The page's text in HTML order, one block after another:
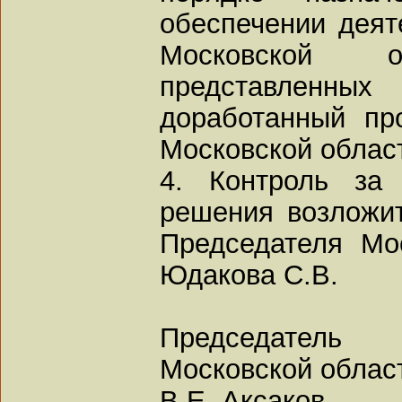
обеспечении
Московской
доработанный
Московской
4. Контроль за
решения
Председателя
Юдакова С.В.
Председатель
Московской